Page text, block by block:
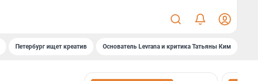
Петербург ищет креатив Основатель Levrana и критика Татьяны Ким